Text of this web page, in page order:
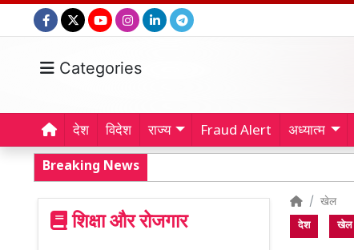
Categories
देश विदेश राज्य Fraud Alert अध्यात्म
Breaking News
शिक्षा और रोजगार
खेल
देश खेल